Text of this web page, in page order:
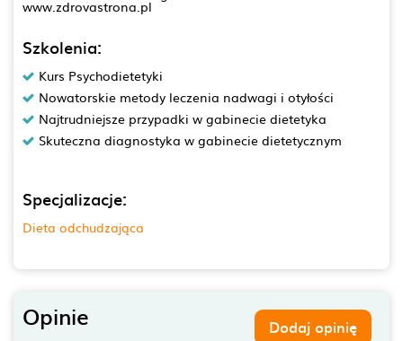
www.zdrovastrona.pl
Szkolenia:
Kurs Psychodietetyki
Nowatorskie metody leczenia nadwagi i otyłości
Najtrudniejsze przypadki w gabinecie dietetyka
Skuteczna diagnostyka w gabinecie dietetycznym
Specjalizacje:
Dieta odchudzająca
Opinie Dodaj opinię